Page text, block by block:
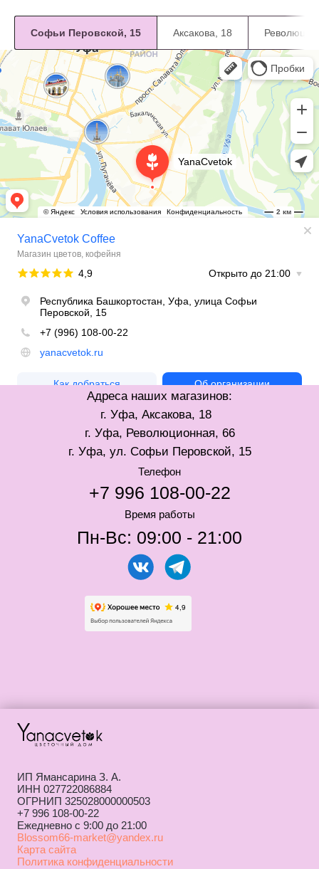
Софьи Перовской, 15 Аксакова, 18
ИП Ямансарина З. А.
ИНН 027722086884
ОГРНИП 325028000000503
+7 996 108-00-22
Ежедневно с 9:00 до 21:00
Blossom66-market@yandex.ru
Карта сайта
Политика конфиденциальности